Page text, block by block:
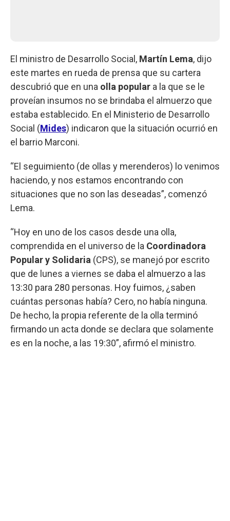
El ministro de Desarrollo Social, Martín Lema, dijo
este martes en rueda de prensa que su cartera
descubrió que en una olla popular a la que se le
proveían insumos no se brindaba el almuerzo que
estaba establecido. En el Ministerio de Desarrollo
Social (Mides) indicaron que la situación ocurrió en
el barrio Marconi.
“El seguimiento (de ollas y merenderos) lo venimos
haciendo, y nos estamos encontrando con
situaciones que no son las deseadas”, comenzó
Lema.
“Hoy en uno de los casos desde una olla,
comprendida en el universo de la Coordinadora
Popular y Solidaria (CPS), se manejó por escrito
que de lunes a viernes se daba el almuerzo a las
13:30 para 280 personas. Hoy fuimos, ¿saben
cuántas personas había? Cero, no había ninguna.
De hecho, la propia referente de la olla terminó
firmando un acta donde se declara que solamente
es en la noche, a las 19:30”, afirmó el ministro.